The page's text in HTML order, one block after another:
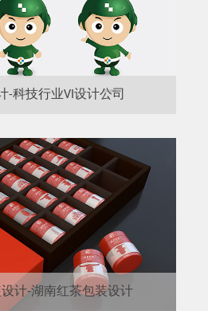
-科技行业VI设计公司
计-湖南红茶包装设计